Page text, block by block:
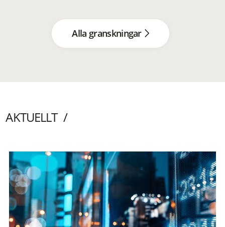
Alla granskningar
AKTUELLT